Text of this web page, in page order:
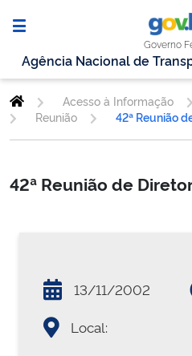
Governo
Agência Nacional de
Acesso à Informação
Reunião
42ª Reunião
42ª Reunião de
13/11/2002
Local: